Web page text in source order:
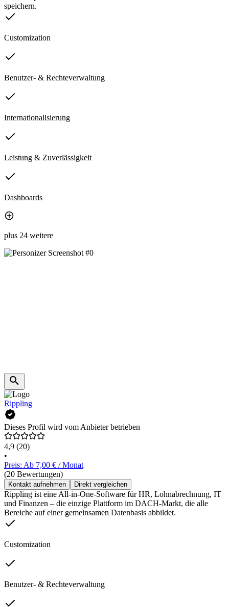
speichern.
Customization
Benutzer- & Rechteverwaltung
Internationalisierung
Leistung & Zuverlässigkeit
Dashboards
plus 24 weitere
Rippling
Dieses Profil wird vom Anbieter betrieben
4,9 (20)
•
Preis: Ab 7,00 € / Monat
(20 Bewertungen)
Kontakt aufnehmen Direkt vergleichen
Rippling ist eine All-in-One-Software für HR, Lohnabrechnung, IT
und Finanzen – die einzige Plattform im DACH-Markt, die alle
Bereiche auf einer gemeinsamen Datenbasis abbildet.
Customization
Benutzer- & Rechteverwaltung